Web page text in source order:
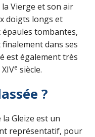
Vierge et son air
doigts longs et
tombantes,
dans ses
est également très
e siècle.
?
Gleize est un
représentatif, pour